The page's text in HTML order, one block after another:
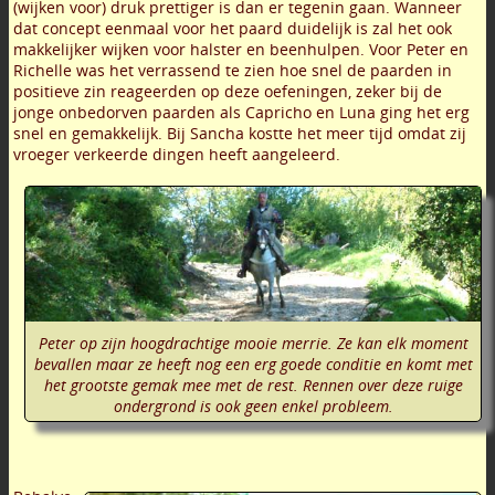
(wijken voor) druk prettiger is dan er tegenin gaan. Wanneer
dat concept eenmaal voor het paard duidelijk is zal het ook
makkelijker wijken voor halster en beenhulpen. Voor Peter en
Richelle was het verrassend te zien hoe snel de paarden in
positieve zin reageerden op deze oefeningen, zeker bij de
jonge onbedorven paarden als Capricho en Luna ging het erg
snel en gemakkelijk. Bij Sancha kostte het meer tijd omdat zij
vroeger verkeerde dingen heeft aangeleerd.
Peter op zijn hoogdrachtige mooie merrie. Ze kan elk moment
bevallen maar ze heeft nog een erg goede conditie en komt met
het grootste gemak mee met de rest. Rennen over deze ruige
ondergrond is ook geen enkel probleem.